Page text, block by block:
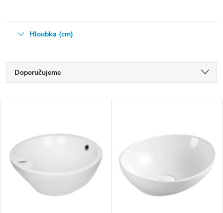
Hloubka (cm)
a
z
p
Doporučujeme
Nejprodávanější
s